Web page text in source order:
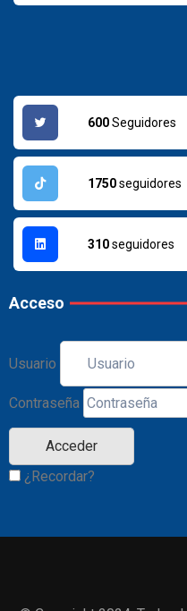
600Seguidores
1750seguidores
310seguidores
Acceso
Usuario
Contraseña
¿Recordar?